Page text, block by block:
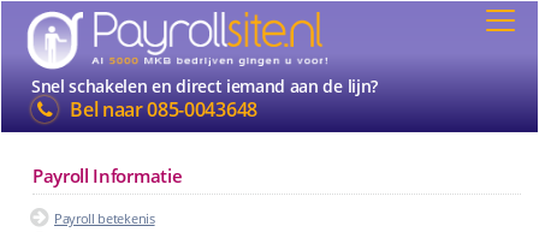
Snel schakelen en direct iemand aan de lijn?
Bel naar085-0043648
Payroll Informatie
Payroll betekenis